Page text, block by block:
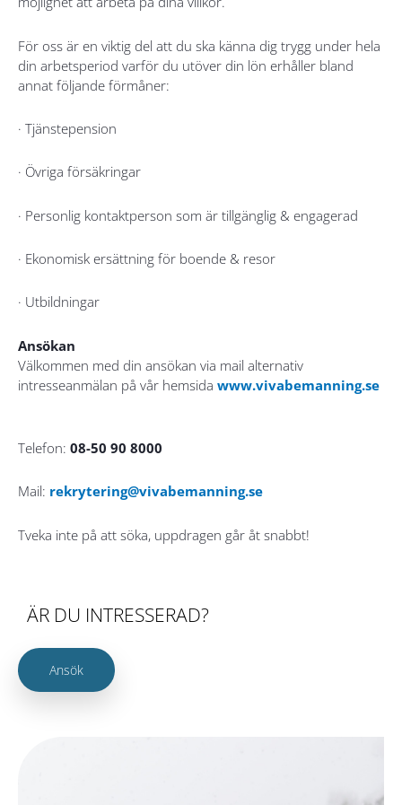
För oss är en viktig del att du ska känna dig trygg under hela
din arbetsperiod varför du utöver din lön erhåller bland
annat följande förmåner:
· Tjänstepension
· Övriga försäkringar
· Personlig kontaktperson som är tillgänglig & engagerad
· Ekonomisk ersättning för boende & resor
· Utbildningar
Ansökan
Välkommen med din ansökan via mail alternativ
intresseanmälan på vår hemsida www.vivabemanning.se
Telefon: 08-50 90 8000
Mail: rekrytering@vivabemanning.se
Tveka inte på att söka, uppdragen går åt snabbt!
ÄR DU INTRESSERAD?
Ansök